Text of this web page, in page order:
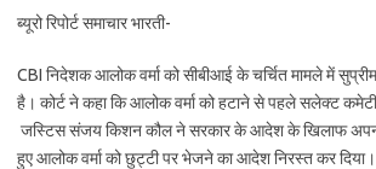
ब्यूरो रिपोर्ट समाचार भारती-
CBI निदेशक आलोक वर्मा को सीबीआई के चर्चित मामले में सुप्रीम
है। कोर्ट ने कहा कि आलोक वर्मा को हटाने से पहले सलेक्ट
जस्टिस संजय किशन कौल ने सरकार के आदेश के खिलाफ
हुए आलोक वर्मा को छुट्टी पर भेजने का आदेश निरस्त कर